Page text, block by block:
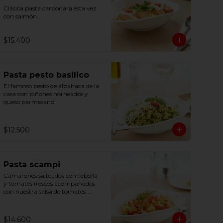
Clásica pasta carbonara esta vez
con salmón.
$15.400
Pasta pesto basilico
El famoso pesto de albahaca de la
casa con piñones horneados y
queso parmesano.
$12.500
Pasta scampi
Camarones salteados con cebolla
y tomates frescos acompañados
con nuestra salsa de tomates
$14.600